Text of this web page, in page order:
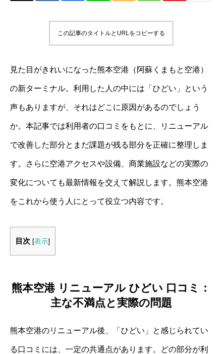
この記事のタイトルとURLをコピーする
見た目がきれいになった熊本空港（阿蘇くまもと空港）
の新ターミナル。利用した人の中には「ひどい」という
声もありますが、それはどこに原因があるのでしょう
か。本記事では利用者の口コミをもとに、リニューアル
で改善した部分とまだ課題が残る部分を正確に整理しま
す。さらに空港アクセスや設備、商業施設などの実際の
変化についても最新情報を交えて解説します。熊本空港
をこれから使う人にとって役立つ内容です。
目次 [表示]
熊本空港 リニューアル ひどい 口コミ：
主な不満点と実際の問題
熊本空港のリニューアル後、「ひどい」と感じられてい
る口コミには、一定の共通点があります。どの部分が利